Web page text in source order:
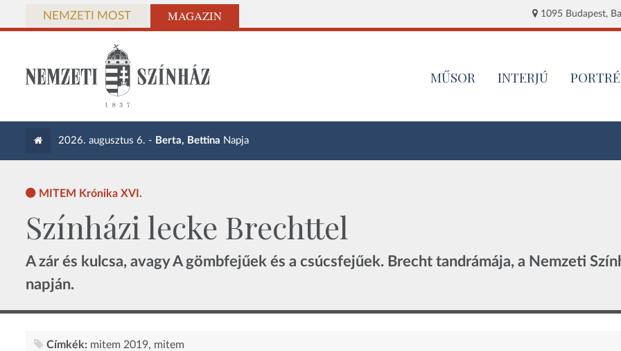
NEMZETI MOST MAGAZIN 1095 Budapest,
MŰSOR INTERJÚ PORTRÉ
2026. augusztus 6. - Berta, Bettina Napja
MITEM Krónika XVI.
Színházi lecke Brechttel
A zár és kulcsa, avagy A gömbfejűek és a csúcsfejűek. Brecht tandrámája, a Nemzeti
napján.
Címkék: mitem 2019 mitem